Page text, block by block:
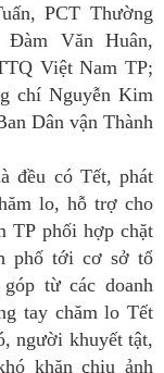
PCT Thường
Văn Huân,
Việt Nam TP;
chí Nguyễn Kim
Dân vận Thành
đều có Tết, phát
lo, hỗ trợ cho
TP phối hợp chặt
phố tới cơ sở tổ
từ các doanh
tay chăm lo Tết
người khuyết tật,
khăn chịu ảnh